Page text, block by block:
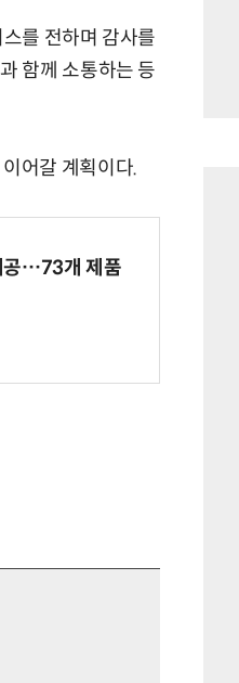
를 전하며 감사를
함께 소통하는 등
어갈 계획이다.
공…73개 제품